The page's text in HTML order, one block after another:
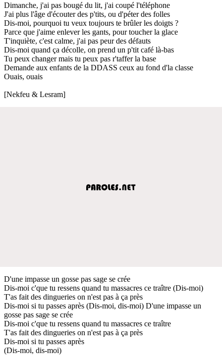
Dimanche, j'ai pas bougé du lit, j'ai coupé l'téléphone
J'ai plus l'âge d'écouter des p'tits, ou d'péter des folles
Dis-moi, pourquoi tu veux toujours te brûler les doigts ?
Parce que j'aime enlever les gants, pour toucher la glace
T'inquiète, c'est calme, j'ai pas peur des défauts
Dis-moi quand ça décolle, on prend un p'tit café là-bas
Tu peux changer mais tu peux pas r'taffer la base
Demande aux enfants de la DDASS ceux au fond d'la classe
Ouais, ouais
[Nekfeu & Lesram]
D'une impasse un gosse pas sage se crée
Dis-moi c'que tu ressens quand tu massacres ce traître (Dis-moi)
T'as fait des dingueries on n'est pas à ça près
Dis-moi si tu passes après (Dis-moi, dis-moi) D'une impasse un
gosse pas sage se crée
Dis-moi c'que tu ressens quand tu massacres ce traître
T'as fait des dingueries on n'est pas à ça près
Dis-moi si tu passes après
(Dis-moi, dis-moi)